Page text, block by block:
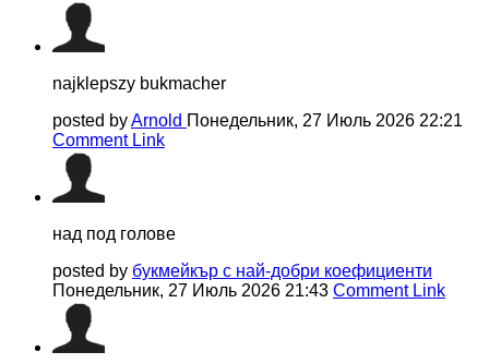
najklepszy bukmacher
posted byArnold Понедельник, 27 Июль 2026 22:21
Comment Link
над под голове
posted by букмейкър с най-добри коефициенти
Понедельник, 27 Июль 2026 21:43 Comment Link